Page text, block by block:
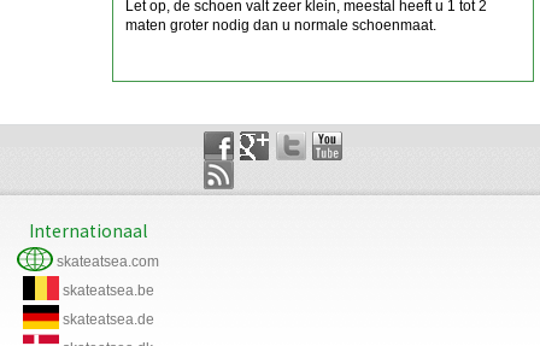
Let op, de schoen valt zeer klein, meestal heeft u 1 tot 2
maten groter nodig dan u normale schoenmaat.
Internationaal
skateatsea.com
skateatsea.be
skateatsea.de